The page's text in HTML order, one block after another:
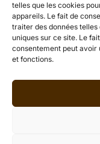
telles que les cookies
appareils. Le fait de
traiter des données
uniques sur ce site. Le
consentement peut
et fonctions.